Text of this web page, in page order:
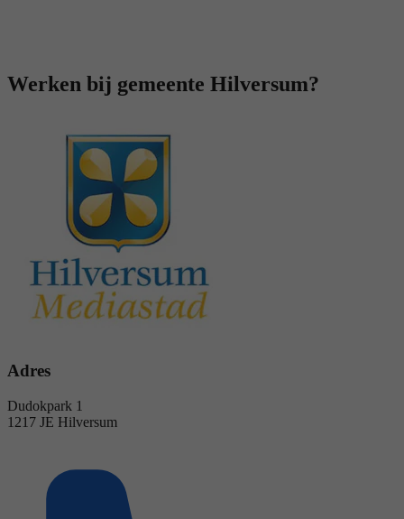
Werken bij gemeente Hilversum?
Adres
Dudokpark 1
1217 JE Hilversum